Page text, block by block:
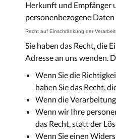
Herkunft und Empfänger
personenbezogene
Recht auf Einschränkung der
Sie haben das Recht, die
Adresse an uns wenden.
Wenn Sie die
haben Sie das Recht,
Wenn die
Wenn wir Ihre
das Recht, statt der
Wenn Sie einen